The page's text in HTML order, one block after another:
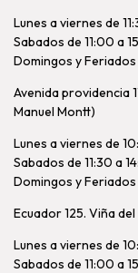
Lunes a viernes de
Sabados de 11:00 a
Domingos y
Avenida providencia
Manuel Montt)
Lunes a viernes de
Sabados de 11:30 a
Domingos y
Ecuador 125. Viña
Lunes a viernes de
Sabados de 11:00 a